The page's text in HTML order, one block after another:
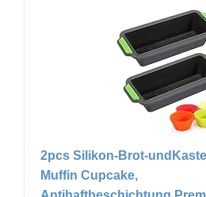
2pcs Silikon-Brot-
Muffin Cupcake,